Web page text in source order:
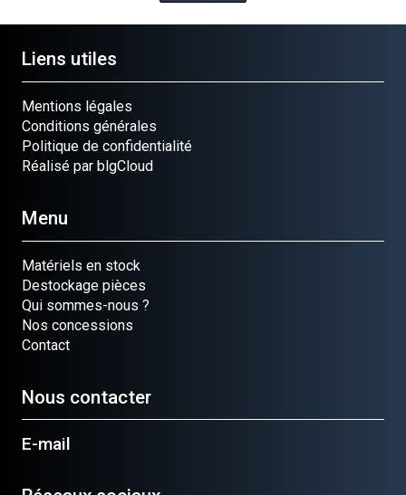
Liens utiles
Mentions légales
Conditions générales
Politique de confidentialité
Réalisé par blgCloud
Menu
Matériels en stock
Destockage pièces
Qui sommes-nous ?
Nos concessions
Contact
Nous contacter
E-mail